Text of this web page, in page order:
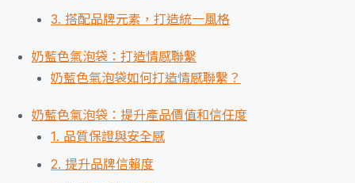
3. 搭配品牌元素，打造統一風格
奶藍色氣泡袋：打造情感聯繫
奶藍色氣泡袋如何打造情感聯繫？
奶藍色氣泡袋：提升產品價值和信任度
1. 品質保證與安全感
2. 提升品牌信賴度